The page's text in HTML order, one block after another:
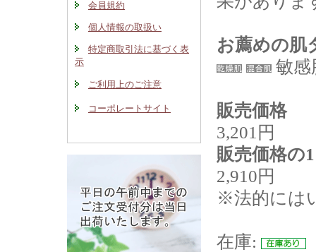
会員規約
個人情報の取扱い
特定商取引法に基づく表
示
ご利用上のご注意
コーポレートサイト
お薦めの肌
敏
販売価格
3,201円
販売価格の
2,910円
※法的には
在庫: